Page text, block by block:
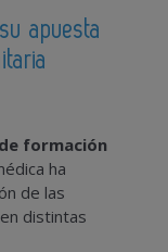
apuesta
formación
ha
de las
distintas